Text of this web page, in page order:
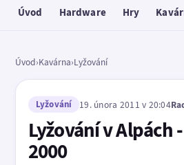
Úvod Hardware Hry
Úvod›Kavárna›Lyžování
Lyžování 19. února 2011 v 20:04
Lyžování v Alpách
2000